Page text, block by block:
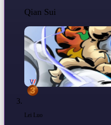
Qian Sui
Lei Luo